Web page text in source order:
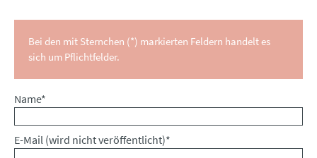
Bei den mit Sternchen (*) markierten Feldern handelt es
sich um Pflichtfelder.
Pflichtfeld
Name*
Pflichtfeld
E-Mail (wird nicht veröffentlicht)*